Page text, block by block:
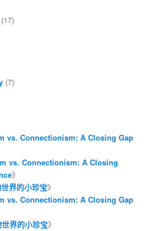
(7)
vs. Connectionism: A Closing Gap
vs. Connectionism: A Closing
》
界的小珍宝》
vs. Connectionism: A Closing Gap
界的小珍宝》